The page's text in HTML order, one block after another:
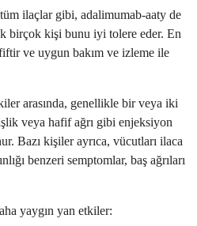
ilaçlar gibi, adalimumab-aaty de
birçok kişi bunu iyi tolere eder. En
ve uygun bakım ve izleme ile
arasında, genellikle bir veya iki
veya hafif ağrı gibi enjeksiyon
Bazı kişiler ayrıca, vücutları ilaca
benzeri semptomlar, baş ağrıları
yaygın yan etkiler: